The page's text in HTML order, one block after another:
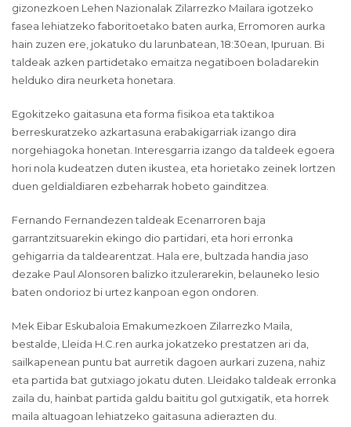
gizonezkoen Lehen Nazionalak Zilarrezko Mailara igotzeko
fasea lehiatzeko faboritoetako baten aurka, Erromoren aurka
hain zuzen ere, jokatuko du larunbatean, 18:30ean, Ipuruan. Bi
taldeak azken partidetako emaitza negatiboen boladarekin
helduko dira neurketa honetara.
Egokitzeko gaitasuna eta forma fisikoa eta taktikoa
berreskuratzeko azkartasuna erabakigarriak izango dira
norgehiagoka honetan. Interesgarria izango da taldeek egoera
hori nola kudeatzen duten ikustea, eta horietako zeinek lortzen
duen geldialdiaren ezbeharrak hobeto gainditzea.
Fernando Fernandezen taldeak Ecenarroren baja
garrantzitsuarekin ekingo dio partidari, eta hori erronka
gehigarria da taldearentzat. Hala ere, bultzada handia jaso
dezake Paul Alonsoren balizko itzulerarekin, belauneko lesio
baten ondorioz bi urtez kanpoan egon ondoren.
Mek Eibar Eskubaloia Emakumezkoen Zilarrezko Maila,
bestalde, Lleida H.C.ren aurka jokatzeko prestatzen ari da,
sailkapenean puntu bat aurretik dagoen aurkari zuzena, nahiz
eta partida bat gutxiago jokatu duten. Lleidako taldeak erronka
zaila du, hainbat partida galdu baititu gol gutxigatik, eta horrek
maila altuagoan lehiatzeko gaitasuna adierazten du.